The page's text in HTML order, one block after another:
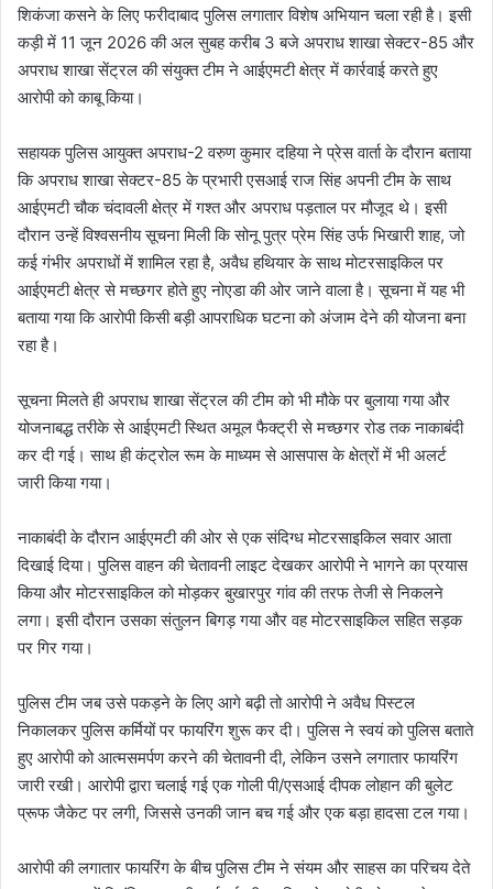
शिकंजा कसने के लिए फरीदाबाद पुलिस लगातार विशेष अभियान चला रही है। इसी
कड़ी में 11 जून 2026 की अल सुबह करीब 3 बजे अपराध शाखा सेक्टर-85 और
अपराध शाखा सेंट्रल की संयुक्त टीम ने आईएमटी क्षेत्र में कार्रवाई करते हुए
आरोपी को काबू किया।
सहायक पुलिस आयुक्त अपराध-2 वरुण कुमार दहिया ने प्रेस वार्ता के दौरान बताया
कि अपराध शाखा सेक्टर-85 के प्रभारी एसआई राज सिंह अपनी टीम के साथ
आईएमटी चौक चंदावली क्षेत्र में गश्त और अपराध पड़ताल पर मौजूद थे। इसी
दौरान उन्हें विश्वसनीय सूचना मिली कि सोनू पुत्र प्रेम सिंह उर्फ भिखारी शाह, जो
कई गंभीर अपराधों में शामिल रहा है, अवैध हथियार के साथ मोटरसाइकिल पर
आईएमटी क्षेत्र से मच्छगर होते हुए नोएडा की ओर जाने वाला है। सूचना में यह भी
बताया गया कि आरोपी किसी बड़ी आपराधिक घटना को अंजाम देने की योजना बना
रहा है।
सूचना मिलते ही अपराध शाखा सेंट्रल की टीम को भी मौके पर बुलाया गया और
योजनाबद्ध तरीके से आईएमटी स्थित अमूल फैक्ट्री से मच्छगर रोड तक नाकाबंदी
कर दी गई। साथ ही कंट्रोल रूम के माध्यम से आसपास के क्षेत्रों में भी अलर्ट
जारी किया गया।
नाकाबंदी के दौरान आईएमटी की ओर से एक संदिग्ध मोटरसाइकिल सवार आता
दिखाई दिया। पुलिस वाहन की चेतावनी लाइट देखकर आरोपी ने भागने का प्रयास
किया और मोटरसाइकिल को मोड़कर बुखारपुर गांव की तरफ तेजी से निकलने
लगा। इसी दौरान उसका संतुलन बिगड़ गया और वह मोटरसाइकिल सहित सड़क
पर गिर गया।
पुलिस टीम जब उसे पकड़ने के लिए आगे बढ़ी तो आरोपी ने अवैध पिस्टल
निकालकर पुलिस कर्मियों पर फायरिंग शुरू कर दी। पुलिस ने स्वयं को पुलिस बताते
हुए आरोपी को आत्मसमर्पण करने की चेतावनी दी, लेकिन उसने लगातार फायरिंग
जारी रखी। आरोपी द्वारा चलाई गई एक गोली पी/एसआई दीपक लोहान की बुलेट
प्रूफ जैकेट पर लगी, जिससे उनकी जान बच गई और एक बड़ा हादसा टल गया।
आरोपी की लगातार फायरिंग के बीच पुलिस टीम ने संयम और साहस का परिचय देते